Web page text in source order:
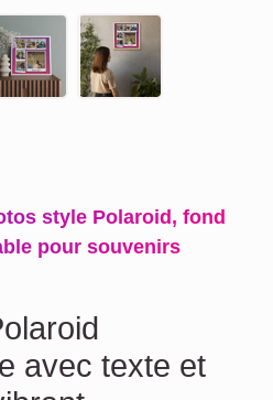
style Polaroid, fond
pour souvenirs
avec texte et